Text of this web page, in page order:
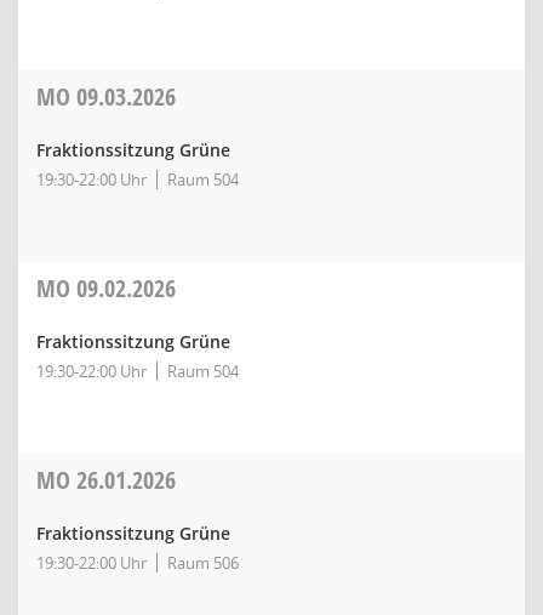
MO 09.03.2026
Fraktionssitzung Grüne
19:30-22:00 Uhr Raum 504
MO 09.02.2026
Fraktionssitzung Grüne
19:30-22:00 Uhr Raum 504
MO 26.01.2026
Fraktionssitzung Grüne
19:30-22:00 Uhr Raum 506